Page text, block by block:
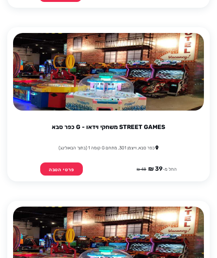
STREET GAMES משחקי וידאו - G כפר סבא
כפר סבא, וייצמן 301, מתחם G קומה 1 (בתוך הבאולינג)
החל מ-39 ₪
48 ₪ פרטי הטבה